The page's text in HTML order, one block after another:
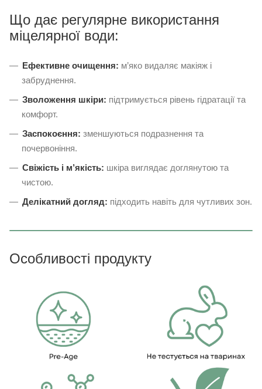
Що дає регулярне використання
міцелярної води:
Ефективне очищення: м’яко видаляє макіяж і
забруднення.
Зволоження шкіри: підтримується рівень гідратації та
комфорт.
Заспокоєння: зменшуються подразнення та
почервоніння.
Свіжість і м’якість: шкіра виглядає доглянутою та
чистою.
Делікатний догляд: підходить навіть для чутливих зон.
Особливості продукту